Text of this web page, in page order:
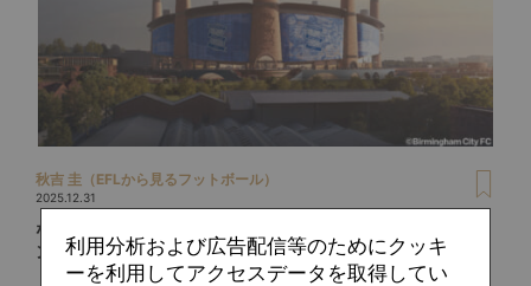
秋吉 圭（EFLから見るフットボール）
2025.12.31
なぜ新スタジアムに12本もの煙突？「慎し深き狂気」バーミ
ンガムが空に描く未来図の全貌を読み解く
利用分析および広告配信等のためにクッキ
ーを利用してアクセスデータを取得してい